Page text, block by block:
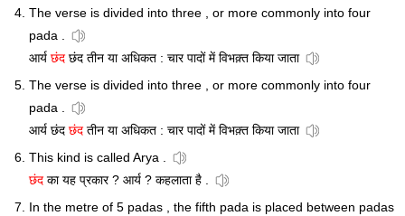
The verse is divided into three , or more commonly into four
pada .
आर्य छंद छंद तीन या अधिकत : चार पादों में विभक़्त किया जाता
The verse is divided into three , or more commonly into four
pada .
आर्य छंद छंद तीन या अधिकत : चार पादों में विभक़्त किया जाता
This kind is called Arya .
छंद का यह प्रकार ? आर्य ? कहलाता है .
In the metre of 5 padas , the fifth pada is placed between padas